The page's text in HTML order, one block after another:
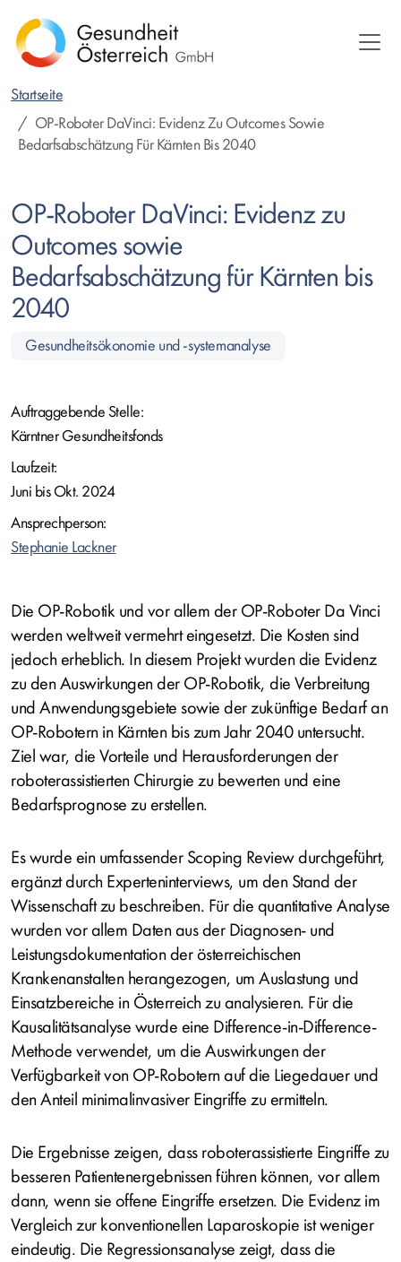
zum
Inhalt
Startseite
OP-Roboter DaVinci: Evidenz Zu Outcomes Sowie
Bedarfsabschätzung Für Kärnten Bis 2040
OP-Roboter DaVinci: Evidenz zu
Outcomes sowie
Bedarfsabschätzung für Kärnten bis
2040
Gesundheitsökonomie und -systemanalyse
Auftraggebende Stelle:
Kärntner Gesundheitsfonds
Laufzeit:
Juni bis Okt. 2024
Ansprechperson:
Stephanie Lackner
Die OP-Robotik und vor allem der OP-Roboter Da Vinci
werden weltweit vermehrt eingesetzt. Die Kosten sind
jedoch erheblich. In diesem Projekt wurden die Evidenz
zu den Auswirkungen der OP-Robotik, die Verbreitung
und Anwendungsgebiete sowie der zukünftige Bedarf an
OP-Robotern in Kärnten bis zum Jahr 2040 untersucht.
Ziel war, die Vorteile und Herausforderungen der
roboterassistierten Chirurgie zu bewerten und eine
Bedarfsprognose zu erstellen.
Es wurde ein umfassender Scoping Review durchgeführt,
ergänzt durch Experteninterviews, um den Stand der
Wissenschaft zu beschreiben. Für die quantitative Analyse
wurden vor allem Daten aus der Diagnosen- und
Leistungsdokumentation der österreichischen
Krankenanstalten herangezogen, um Auslastung und
Einsatzbereiche in Österreich zu analysieren. Für die
Kausalitätsanalyse wurde eine Difference-in-Difference-
Methode verwendet, um die Auswirkungen der
Verfügbarkeit von OP-Robotern auf die Liegedauer und
den Anteil minimalinvasiver Eingriffe zu ermitteln.
Die Ergebnisse zeigen, dass roboterassistierte Eingriffe zu
besseren Patientenergebnissen führen können, vor allem
dann, wenn sie offene Eingriffe ersetzen. Die Evidenz im
Vergleich zur konventionellen Laparoskopie ist weniger
eindeutig. Die Regressionsanalyse zeigt, dass die